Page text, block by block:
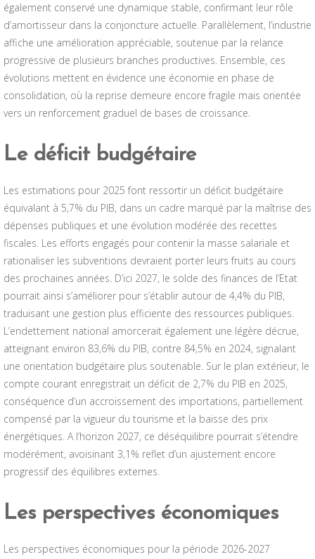
également conservé une dynamique stable, confirmant leur rôle
d’amortisseur dans la conjoncture actuelle. Parallèlement, l’industrie
affiche une amélioration appréciable, soutenue par la relance
progressive de plusieurs branches productives. Ensemble, ces
évolutions mettent en évidence une économie en phase de
consolidation, où la reprise demeure encore fragile mais orientée
vers un renforcement graduel de bases de croissance.
Le déficit budgétaire
Les estimations pour 2025 font ressortir un déficit budgétaire
équivalant à 5,7% du PIB, dans un cadre marqué par la maîtrise des
dépenses publiques et une évolution modérée des recettes
fiscales. Les efforts engagés pour contenir la masse salariale et
rationaliser les subventions devraient porter leurs fruits au cours
des prochaines années. D’ici 2027, le solde des finances de l’Etat
pourrait ainsi s’améliorer pour s’établir autour de 4,4% du PIB,
traduisant une gestion plus efficiente des ressources publiques.
L’endettement national amorcerait également une légère décrue,
atteignant environ 83,6% du PIB, contre 84,5% en 2024, signalant
une orientation budgétaire plus soutenable. Sur le plan extérieur, le
compte courant enregistrait un déficit de 2,7% du PIB en 2025,
conséquence d’un accroissement des importations, partiellement
compensé par la vigueur du tourisme et la baisse des prix
énergétiques. A l’horizon 2027, ce déséquilibre pourrait s’étendre
modérément, avoisinant 3,1% reflet d’un ajustement encore
progressif des équilibres externes.
Les perspectives économiques
Les perspectives économiques pour la période 2026-2027